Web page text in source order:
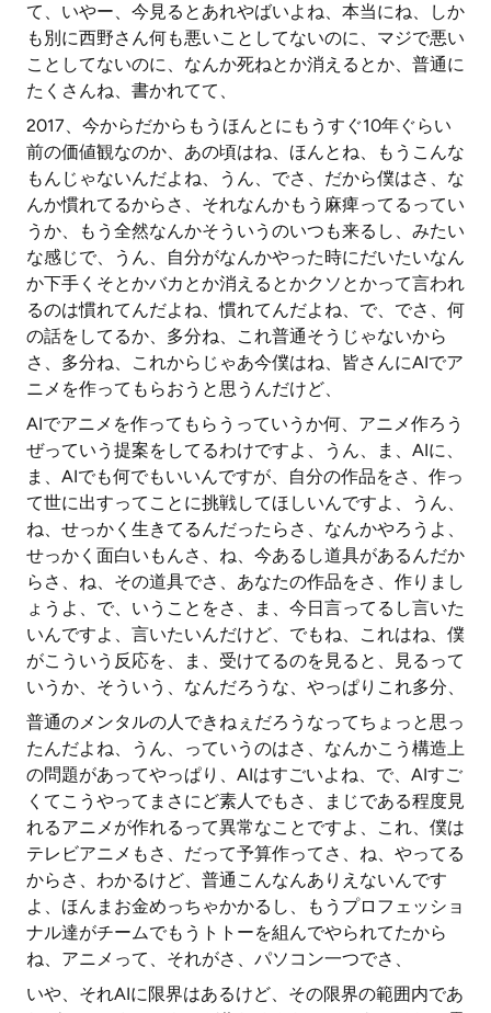
て、いやー、今見るとあれやばいよね、本当にね、しか
も別に西野さん何も悪いことしてないのに、マジで悪い
ことしてないのに、なんか死ねとか消えるとか、普通に
たくさんね、書かれてて、
2017、今からだからもうほんとにもうすぐ10年ぐらい
前の価値観なのか、あの頃はね、ほんとね、もうこんな
もんじゃないんだよね、うん、でさ、だから僕はさ、な
んか慣れてるからさ、それなんかもう麻痺ってるってい
うか、もう全然なんかそういうのいつも来るし、みたい
な感じで、うん、自分がなんかやった時にだいたいなん
か下手くそとかバカとか消えるとかクソとかって言われ
るのは慣れてんだよね、慣れてんだよね、で、でさ、何
の話をしてるか、多分ね、これ普通そうじゃないから
さ、多分ね、これからじゃあ今僕はね、皆さんにAIでア
ニメを作ってもらおうと思うんだけど、
AIでアニメを作ってもらうっていうか何、アニメ作ろう
ぜっていう提案をしてるわけですよ、うん、ま、AIに、
ま、AIでも何でもいいんですが、自分の作品をさ、作っ
て世に出すってことに挑戦してほしいんですよ、うん、
ね、せっかく生きてるんだったらさ、なんかやろうよ、
せっかく面白いもんさ、ね、今あるし道具があるんだか
らさ、ね、その道具でさ、あなたの作品をさ、作りまし
ょうよ、で、いうことをさ、ま、今日言ってるし言いた
いんですよ、言いたいんだけど、でもね、これはね、僕
がこういう反応を、ま、受けてるのを見ると、見るって
いうか、そういう、なんだろうな、やっぱりこれ多分、
普通のメンタルの人できねぇだろうなってちょっと思っ
たんだよね、うん、っていうのはさ、なんかこう構造上
の問題があってやっぱり、AIはすごいよね、で、AIすご
くてこうやってまさにど素人でもさ、まじである程度見
れるアニメが作れるって異常なことですよ、これ、僕は
テレビアニメもさ、だって予算作ってさ、ね、やってる
からさ、わかるけど、普通こんなんありえないんです
よ、ほんまお金めっちゃかかるし、もうプロフェッショ
ナル達がチームでもうトトーを組んでやられてたから
ね、アニメって、それがさ、パソコン一つでさ、
いや、それAIに限界はあるけど、その限界の範囲内であ